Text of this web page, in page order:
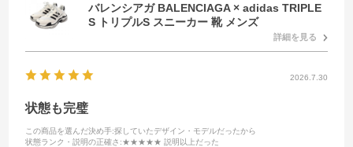
バレンシアガ BALENCIAGA × adidas TRIPLE
S トリプルS スニーカー 靴 メンズ
詳細を見る
2026.7.30
状態も完璧
この商品を選んだ決め手:探していたデザイン・モデルだったから
状態ランク・説明の正確さ :★★★★★ 説明以上だった